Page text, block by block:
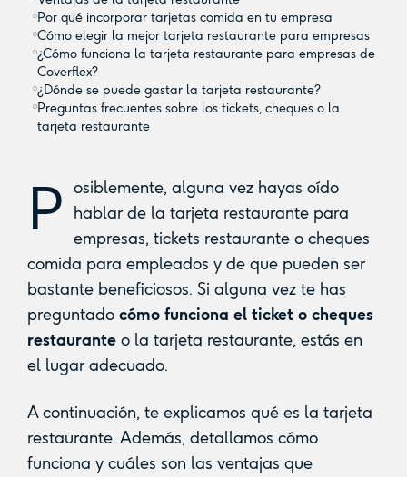
Por qué incorporar tarjetas comida en tu empresa
Cómo elegir la mejor tarjeta restaurante para empresas
¿Cómo funciona la tarjeta restaurante para empresas de
Coverflex?
¿Dónde se puede gastar la tarjeta restaurante?
Preguntas frecuentes sobre los tickets, cheques o la
tarjeta restaurante
P osiblemente, alguna vez hayas oído
hablar de la tarjeta restaurante para
empresas, tickets restaurante o cheques
comida para empleados y de que pueden ser
bastante beneficiosos. Si alguna vez te has
preguntado cómo funciona el ticket o cheques
restaurante o la tarjeta restaurante, estás en
el lugar adecuado.
A continuación, te explicamos qué es la tarjeta
restaurante. Además, detallamos cómo
funciona y cuáles son las ventajas que